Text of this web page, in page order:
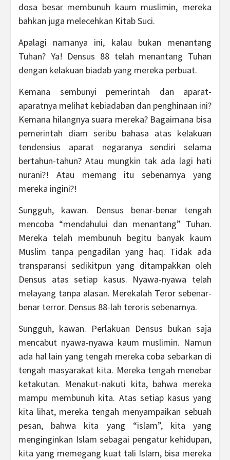
dosa besar membunuh kaum muslimin, mereka
bahkan juga melecehkan Kitab Suci.
Apalagi namanya ini, kalau bukan menantang
Tuhan? Ya! Densus 88 telah menantang Tuhan
dengan kelakuan biadab yang mereka perbuat.
Kemana sembunyi pemerintah dan aparat-
aparatnya melihat kebiadaban dan penghinaan ini?
Kemana hilangnya suara mereka? Bagaimana bisa
pemerintah diam seribu bahasa atas kelakuan
tendensius aparat negaranya sendiri selama
bertahun-tahun? Atau mungkin tak ada lagi hati
nurani?! Atau memang itu sebenarnya yang
mereka ingini?!
Sungguh, kawan. Densus benar-benar tengah
mencoba “mendahului dan menantang” Tuhan.
Mereka telah membunuh begitu banyak kaum
Muslim tanpa pengadilan yang haq. Tidak ada
transparansi sedikitpun yang ditampakkan oleh
Densus atas setiap kasus. Nyawa-nyawa telah
melayang tanpa alasan. Merekalah Teror sebenar-
benar terror. Densus 88-lah teroris sebenarnya.
Sungguh, kawan. Perlakuan Densus bukan saja
mencabut nyawa-nyawa kaum muslimin. Namun
ada hal lain yang tengah mereka coba sebarkan di
tengah masyarakat kita. Mereka tengah menebar
ketakutan. Menakut-nakuti kita, bahwa mereka
mampu membunuh kita. Atas setiap kasus yang
kita lihat, mereka tengah menyampaikan sebuah
pesan, bahwa kita yang “islam”, kita yang
menginginkan Islam sebagai pengatur kehidupan,
kita yang memegang kuat tali Islam, bisa mereka